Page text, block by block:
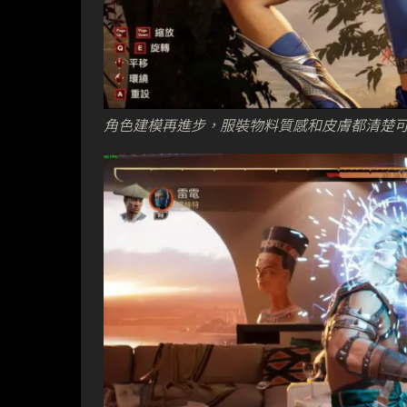
角色建模再進步，服裝物料質感和皮膚都清楚